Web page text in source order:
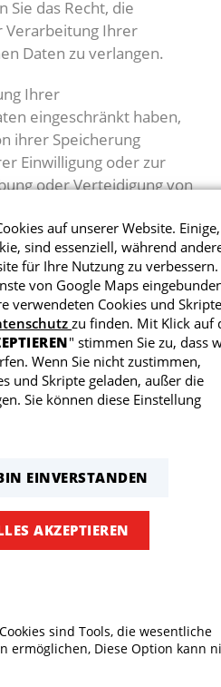
Sie das Recht, die
Verarbeitung Ihrer
Daten zu verlangen.
Ihrer
eingeschränkt haben,
ihrer Speicherung
Einwilligung oder zur
oder Verteidigung von
Schutz der Rechte
oder juristischen Person
wichtigen öffentlichen
Union oder eines
werden.
WERBE-E-MAILS
der Impressumspflicht
zur Übersendung von
Werbung und
hiermit
der Seiten behalten
Schritte im Falle der
von Werbeinformationen,
vor.
dieser Website
so genannte
auf unserer Website. Einige,
sind essenziell, während
für Ihre Nutzung zu verbessern.
von Google Maps
verwendeten Cookies und
zu finden. Mit Klick auf
" stimmen Sie zu, dass
Wenn Sie nicht zustimmen,
und Skripte geladen, außer die
Sie können diese Einstellung
EINVERSTANDEN
AKZEPTIEREN
sind Tools, die wesentliche
ermöglichen, Diese Option kann